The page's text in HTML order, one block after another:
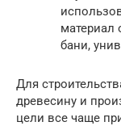
материал
бани,
Для
древесину и
цели все чаще